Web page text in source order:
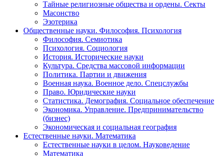
Тайные религиозные общества и ордены. Секты
Масонство
Эзотерика
Общественные науки. Философия. Психология
Философия. Семиотика
Психология. Социология
История. Исторические науки
Культура. Средства массовой информации
Политика. Партии и движения
Военная наука. Военное дело. Спецслужбы
Право. Юридические науки
Статистика. Демография. Социальное обеспечение
Экономика. Управление. Предпринимательство
(бизнес)
Экономическая и социальная география
Естественные науки. Математика
Естественные науки в целом. Науковедение
Математика